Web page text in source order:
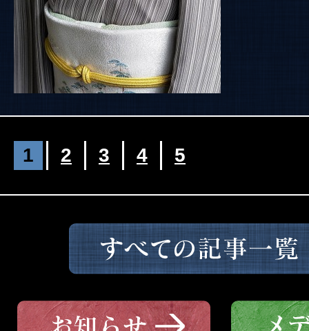
1 2 3 4 5